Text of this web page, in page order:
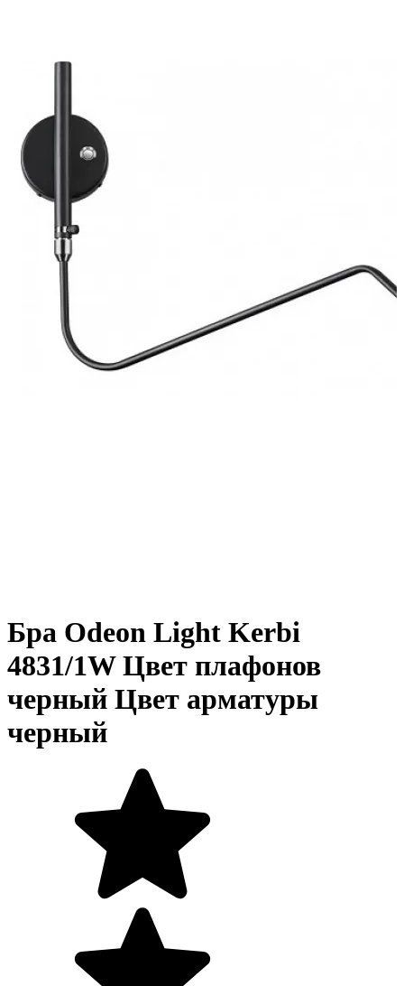
Бра Odeon Light Kerbi
4831/1W Цвет плафонов
черный Цвет арматуры
черный